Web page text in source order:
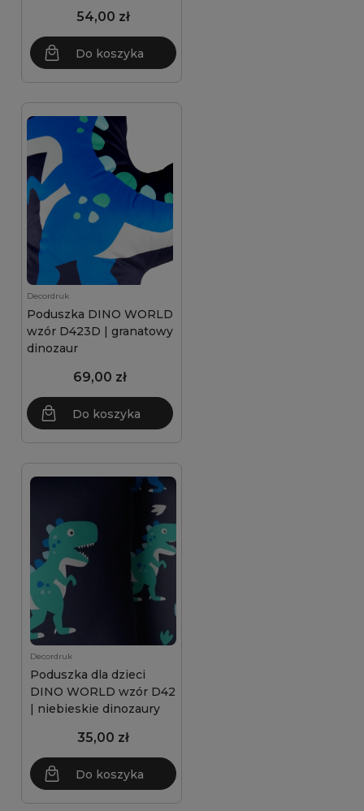
54,00 zł
Do koszyka
Decordruk
Poduszka DINO WORLD
wzór D423D | granatowy
dinozaur
69,00 zł
Do koszyka
Decordruk
Poduszka dla dzieci
DINO WORLD wzór D42
| niebieskie dinozaury
35,00 zł
Do koszyka